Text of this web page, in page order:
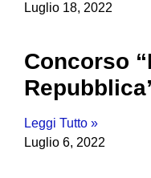
Luglio 18, 2022
Concorso
Leggi Tutto »
Luglio 6, 2022